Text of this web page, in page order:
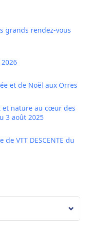
grands rendez-vous
et de Noël aux Orres
et nature au cœur des
3 août 2025
VTT DESCENTE du